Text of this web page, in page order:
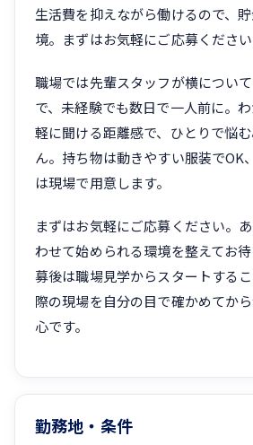
生活費を抑えながら働けるので、
境。まずはお気軽にご応募ください
職場では先輩スタッフが横につい
で、未経験でも数日で一人前に。
軽に聞ける距離感で、ひとりで悩
ん。持ち物は動きやすい服装でOK
は現場で用意します。
まずはお気軽にご応募ください。
わせて始められる環境を整えてお
募後は職場見学からスタートする
際の現場を自分の目で確かめてか
心です。
勤務地・条件